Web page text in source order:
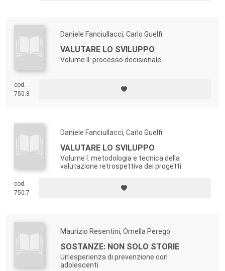
Daniele Fanciullacci, Carlo Guelfi
VALUTARE LO SVILUPPO
Volume II: processo decisionale
cod.
750.8
Daniele Fanciullacci, Carlo Guelfi
VALUTARE LO SVILUPPO
Volume I: metodologia e tecnica della
valutazione retrospettiva dei progetti
cod.
750.7
Maurizio Resentini, Ornella Perego
SOSTANZE: NON SOLO STORIE
Un'esperienza di prevenzione con
adolescenti